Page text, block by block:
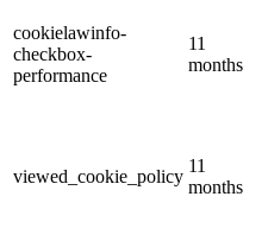
cookielawinfo-
checkbox-
performance
11
months
viewed_cookie_policy
11
months